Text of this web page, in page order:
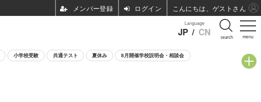
menu
Language
JP / CN search
小学校受験 共通テスト 夏休み 8月開催学校説明会・相談会
ログイン こんにちは、ゲストさん